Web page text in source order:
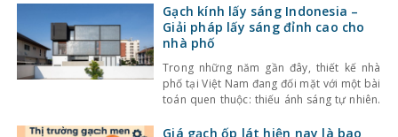
Bên cạnh đó, chất lượng sản phẩm cũng
không ngừng được cải thiện, đáp ứng tốt
nhu cầu sử
Gạch kính lấy sáng Indonesia –
Giải pháp lấy sáng đỉnh cao cho
nhà phố
Trong những năm gần đây, thiết kế nhà
phố tại Việt Nam đang đối mặt với một bài
toán quen thuộc: thiếu ánh sáng tự nhiên.
che chắn bởi các công trình xung quanh,
Giá gạch ốp lát hiện nay là bao